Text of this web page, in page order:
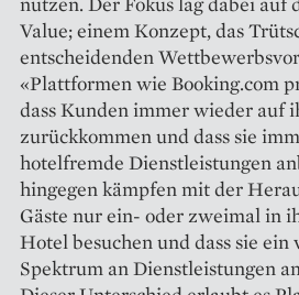
Value; einem Konzept, das
entscheidenden
«Plattformen wie Booking.com
dass Kunden immer wieder auf
zurückkommen und dass sie
hotelfremde Dienstleistungen
hingegen kämpfen mit der
Gäste nur ein- oder zweimal in
Hotel besuchen und dass sie ein
Spektrum an Dienstleistungen